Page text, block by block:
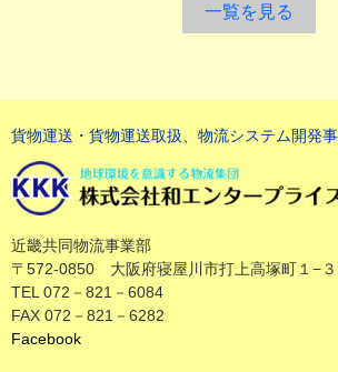
一覧を見る
貨物運送・貨物運送取扱、物流システム開発
近畿共同物流事業部
〒572-0850 大阪府寝屋川市打上高塚町１−３
TEL 072－821－6084
FAX 072－821－6282
Facebook